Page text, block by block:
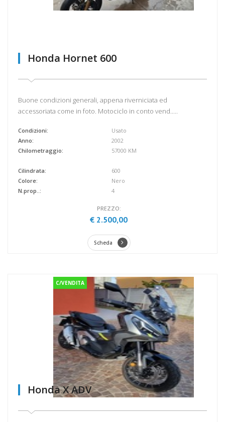
Honda Hornet 600
Buone condizioni generali, appena riverniciata ed
accessoriata come in foto. Motociclo in conto vend.....
Condizioni:
Anno:
Chilometraggio:
Usato
2002
57000 KM
Cilindrata:
Colore:
N.prop..:
600
Nero
4
PREZZO:
€ 2.500,00
Scheda
C/VENDITA
Honda X ADV